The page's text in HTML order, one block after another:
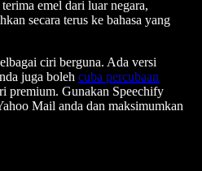
emel dari luar negara,
secara terus ke bahasa yang
ciri berguna. Ada versi
juga boleh cuba percubaan
premium. Gunakan Speechify
Mail anda dan maksimumkan